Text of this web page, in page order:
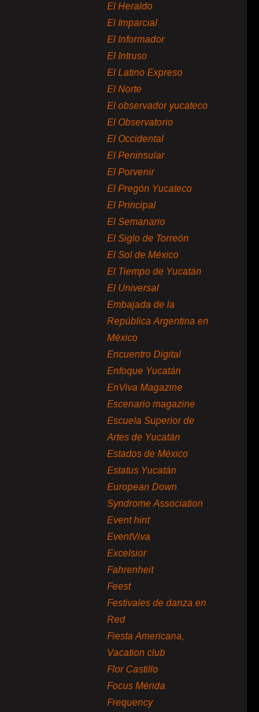
El Heraldo
El Imparcial
El Informador
El Intruso
El Latino Expreso
El Norte
El observador yucateco
El Observatorio
El Occidental
El Peninsular
El Porvenir
El Pregón Yucateco
El Principal
El Semanario
El Siglo de Torreón
El Sol de México
El Tiempo de Yucatán
El Universal
Embajada de la
República Argentina en
México
Encuentro Digital
Enfoque Yucatán
EnViva Magazine
Escenario magazine
Escuela Superior de
Artes de Yucatán
Estados de México
Estatus Yucatán
European Down
Syndrome Association
Event hint
EventViva
Excelsior
Fahrenheit
Feest
Festivales de danza en
Red
Fiesta Americana,
Vacation club
Flor Castillo
Focus Mérida
Frequency